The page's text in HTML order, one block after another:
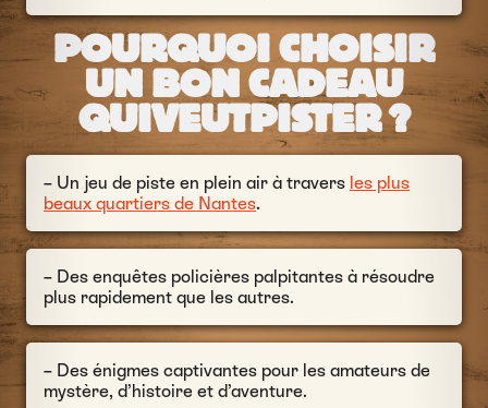
POURQUOI CHOISIR
UN BON CADEAU
QUIVEUTPISTER ?
– Un jeu de piste en plein air à travers les plus
beaux quartiers de Nantes.
– Des enquêtes policières palpitantes à résoudre
plus rapidement que les autres.
– Des énigmes captivantes pour les amateurs de
mystère, d’histoire et d’aventure.